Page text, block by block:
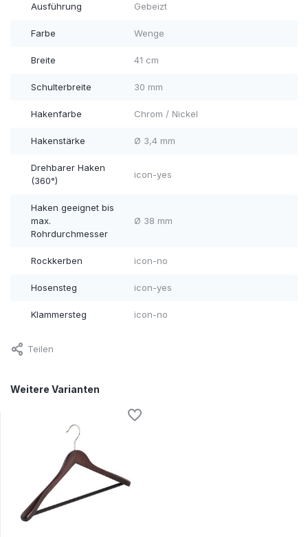
Ausführung Gebeizt
Farbe Wenge
Breite 41 cm
Schulterbreite 30 mm
Hakenfarbe Chrom / Nickel
Hakenstärke Ø 3,4 mm
Drehbarer Haken
(360°)
icon-yes
Haken geeignet bis
max.
Rohrdurchmesser
Ø 38 mm
Rockkerben icon-no
Hosensteg icon-yes
Klammersteg icon-no
Teilen
Weitere Varianten